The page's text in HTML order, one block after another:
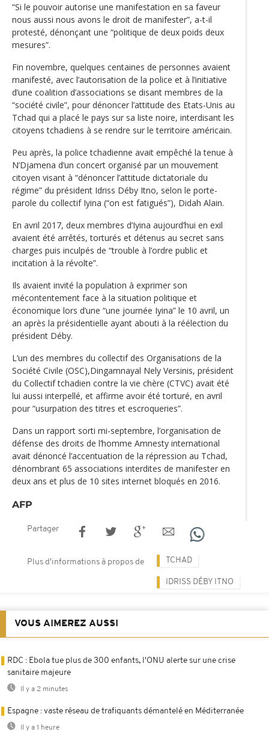
“Si le pouvoir autorise une manifestation en sa faveur
nous aussi nous avons le droit de manifester”, a-t-il
protesté, dénonçant une “politique de deux poids deux
mesures”.
Fin novembre, quelques centaines de personnes avaient
manifesté, avec l’autorisation de la police et à l’initiative
d’une coalition d’associations se disant membres de la
“société civile”, pour dénoncer l’attitude des Etats-Unis au
Tchad qui a placé le pays sur sa liste noire, interdisant les
citoyens tchadiens à se rendre sur le territoire américain.
Peu après, la police tchadienne avait empêché la tenue à
N’Djamena d’un concert organisé par un mouvement
citoyen visant à “dénoncer l’attitude dictatoriale du
régime” du président Idriss Déby Itno, selon le porte-
parole du collectif Iyina (“on est fatigués”), Didah Alain.
En avril 2017, deux membres d’Iyina aujourd’hui en exil
avaient été arrêtés, torturés et détenus au secret sans
charges puis inculpés de “trouble à l’ordre public et
incitation à la révolte”.
Ils avaient invité la population à exprimer son
mécontentement face à la situation politique et
économique lors d’une “une journée Iyina” le 10 avril, un
an après la présidentielle ayant abouti à la réélection du
président Déby.
L’un des membres du collectif des Organisations de la
Société Civile (OSC),Dingamnayal Nely Versinis, président
du Collectif tchadien contre la vie chère (CTVC) avait été
lui aussi interpellé, et affirme avoir été torturé, en avril
pour “usurpation des titres et escroqueries”.
Dans un rapport sorti mi-septembre, l’organisation de
défense des droits de l’homme Amnesty international
avait dénoncé l’accentuation de la répression au Tchad,
dénombrant 65 associations interdites de manifester en
deux ans et plus de 10 sites internet bloqués en 2016.
AFP
Partager
Plus d'informations à propos de TCHAD
IDRISS DÉBY ITNO
VOUS AIMEREZ AUSSI
RDC : Ebola tue plus de 300 enfants, l'ONU alerte sur une crise
sanitaire majeure
Il y a 2 minutes
Espagne : vaste réseau de trafiquants démantelé en Méditerranée
Il y a 1 heure